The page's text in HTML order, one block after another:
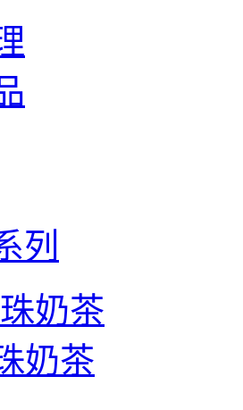
列
奶茶
奶茶